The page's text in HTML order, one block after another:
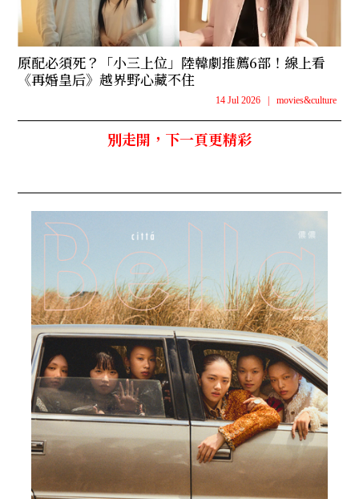
原配必須死？「小三上位」陸韓劇推薦6部！線上看
《再婚皇后》越界野心藏不住
14 Jul 2026 movies&culture
別走開，下一頁更精彩